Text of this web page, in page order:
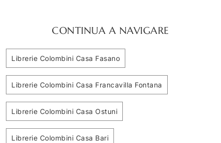
CONTINUA A NAVIGARE
Librerie Colombini Casa Fasano
Librerie Colombini Casa Francavilla Fontana
Librerie Colombini Casa Ostuni
Librerie Colombini Casa Bari